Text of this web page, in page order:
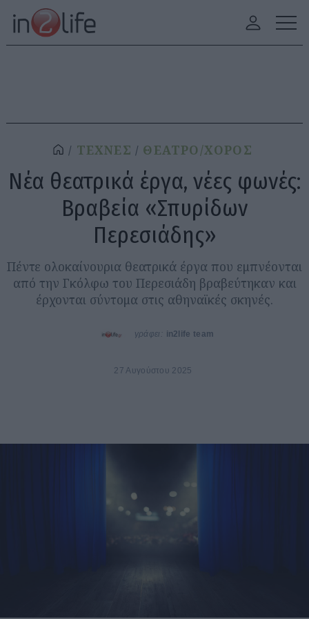
ΤΕΧΝΕΣ ΘΕΑΤΡΟ/ΧΟΡΟΣ
Νέα θεατρικά έργα, νέες φωνές:
Βραβεία «Σπυρίδων
Περεσιάδης»
Πέντε ολοκαίνουρια θεατρικά έργα που εμπνέονται
από την Γκόλφω του Περεσιάδη βραβεύτηκαν και
έρχονται σύντομα στις αθηναϊκές σκηνές.
γράφει: in2life team
27 Αυγούστου 2025